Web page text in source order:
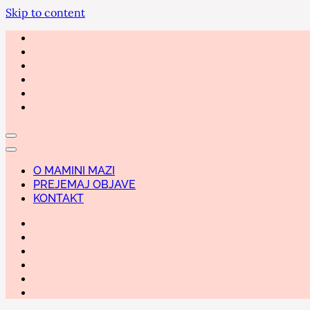
Skip to content
O MAMINI MAZI
PREJEMAJ OBJAVE
KONTAKT